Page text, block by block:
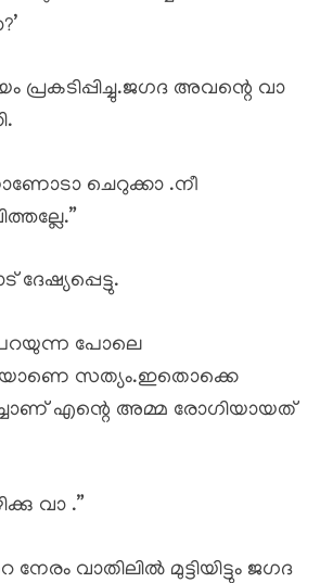
അവന്റെ വാ
ചെറുക്കാ .നീ
പറയുന്ന പോലെ
സത്യം.ഇതൊക്കെ
എന്റെ അമ്മ രോഗിയായത്
വാ .”
വാതിലിൽ മുട്ടിയിട്ടും ജഗദ